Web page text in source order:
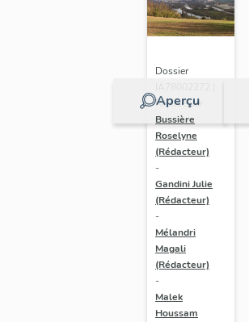
Aperçu
Dossier
Réalisé par
Bussière
Roselyne
(Rédacteur)
-
Gandini Julie
(Rédacteur)
-
Mélandri
Magali
(Rédacteur)
-
Malek
Houssam